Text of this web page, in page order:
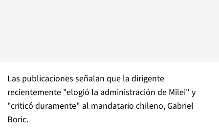
Las publicaciones señalan que la dirigente
recientemente "elogió la administración de Milei" y
"criticó duramente" al mandatario chileno, Gabriel
Boric.